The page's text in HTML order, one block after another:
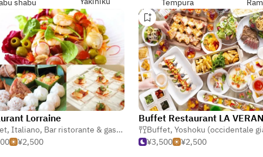
shabu Tempura
Lorraine
, Italiano, Bar ristorante & gastronomia
¥2,500
Buffet Restaurant LA
Buffet, Yoshoku (occidentale
¥3,500
¥2,500